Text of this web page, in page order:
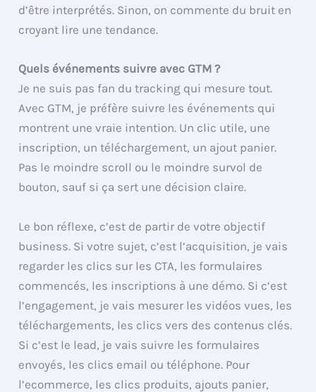
d’être interprétés. Sinon, on commente du bruit en
croyant lire une tendance.
Quels événements suivre avec GTM ?
Je ne suis pas fan du tracking qui mesure tout.
Avec GTM, je préfère suivre les événements qui
montrent une vraie intention. Un clic utile, une
inscription, un téléchargement, un ajout panier.
Pas le moindre scroll ou le moindre survol de
bouton, sauf si ça sert une décision claire.
Le bon réflexe, c’est de partir de votre objectif
business. Si votre sujet, c’est l’acquisition, je vais
regarder les clics sur les CTA, les formulaires
commencés, les inscriptions à une démo. Si c’est
l’engagement, je vais mesurer les vidéos vues, les
téléchargements, les clics vers des contenus clés.
Si c’est le lead, je vais suivre les formulaires
envoyés, les clics email ou téléphone. Pour
l’ecommerce, les clics produits, ajouts panier,